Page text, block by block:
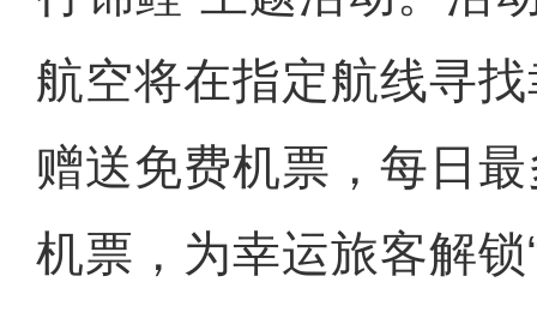
航空将在指定航线寻
赠送免费机票，每日
机票，为幸运旅客解锁